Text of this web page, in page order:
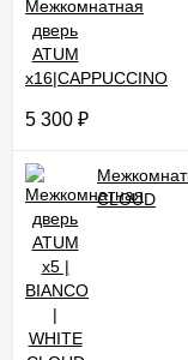
5 300 ₽
CLOUD